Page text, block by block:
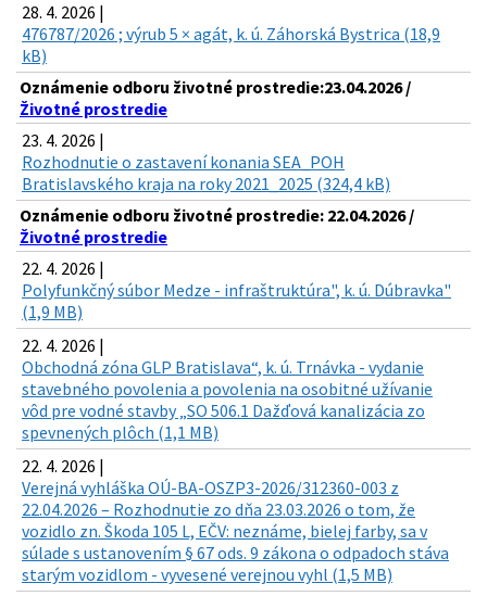
28. 4. 2026 |
476787/2026 ; výrub 5 × agát, k. ú. Záhorská Bystrica (18,9
kB)
Oznámenie odboru životné prostredie:23.04.2026 /
Životné prostredie
23. 4. 2026 |
Rozhodnutie o zastavení konania SEA_POH
Bratislavského kraja na roky 2021_2025 (324,4 kB)
Oznámenie odboru životné prostredie: 22.04.2026 /
Životné prostredie
22. 4. 2026 |
Polyfunkčný súbor Medze - infraštruktúra", k. ú. Dúbravka"
(1,9 MB)
22. 4. 2026 |
Obchodná zóna GLP Bratislava“, k. ú. Trnávka - vydanie
stavebného povolenia a povolenia na osobitné užívanie
vôd pre vodné stavby „SO 506.1 Dažďová kanalizácia zo
spevnených plôch (1,1 MB)
22. 4. 2026 |
Verejná vyhláška OÚ-BA-OSZP3-2026/312360-003 z
22.04.2026 – Rozhodnutie zo dňa 23.03.2026 o tom, že
vozidlo zn. Škoda 105 L, EČV: neznáme, bielej farby, sa v
súlade s ustanovením § 67 ods. 9 zákona o odpadoch stáva
starým vozidlom - vyvesené verejnou vyhl (1,5 MB)